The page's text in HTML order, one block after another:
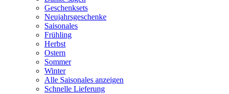
Geschenksets
Neujahrsgeschenke
Saisonales
Frühling
Herbst
Ostern
Sommer
Winter
Alle Saisonales anzeigen
Schnelle Lieferung